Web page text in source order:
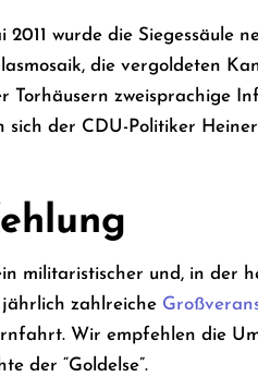
wurde die Siegessäule
die vergoldeten
Torhäusern zweisprachige
sich der CDU-Politiker
militaristischer und, in der
zahlreiche
Wir empfehlen die
der “Goldelse”.